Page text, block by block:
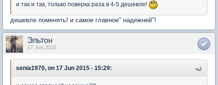
и так и так, только поверка раза в 4-5 дешевле!
дешевле поменять! и самое главное" надежней"!
Эльтон
17 Jun 2015
senia1970, on 17 Jun 2015 - 15:29: